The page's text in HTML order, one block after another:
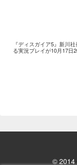
『ディスガイア5』新川
る実況プレイが10月17日
© 2014